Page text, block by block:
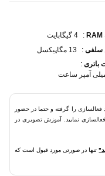
:
4 گیگابایت
سلفی : 13 مگاپیکسل
باتری :
فعالسازی را گرفته و حتما در حضور
سیمکارت خود فعالسازی نمایید. آموزش تصویری در
تنها در صورتی مورد قبول است که